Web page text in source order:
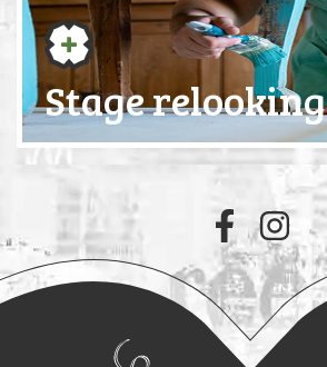
Stage relooking